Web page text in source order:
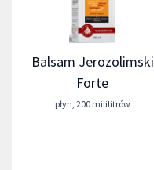
Balsam Jerozolimski
Forte
płyn, 200 mililitrów